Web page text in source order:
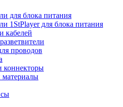
для блока питания
1StPlayer для блока питания
кабелей
проводов
коннекторы